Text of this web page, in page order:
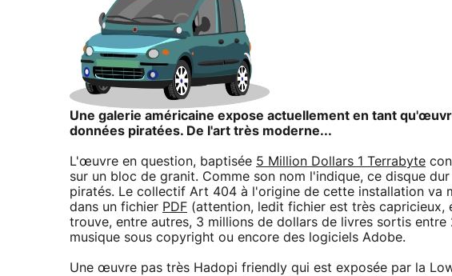
Une galerie américaine expose actuellement en tant
données piratées. De l'art très moderne...
L'œuvre en question, baptisée 5 Million Dollars 1 Terrabyte
sur un bloc de granit. Comme son nom l'indique, ce disque
piratés. Le collectif Art 404 à l'origine de cette installation va
dans un fichier PDF (attention, ledit fichier est très capricieux,
trouve, entre autres, 3 millions de dollars de livres sortis entre
musique sous copyright ou encore des logiciels Adobe.
Une œuvre pas très Hadopi friendly qui est exposée par la